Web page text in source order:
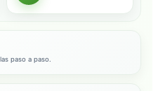
paso a paso.